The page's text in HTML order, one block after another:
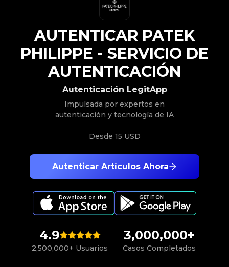
4.9
2,500,000+ Usuarios
3,000,000+
Casos Completados
Autenticar Artículos Ahora
Autenticación LegitApp
Impulsada por expertos en
autenticación y tecnología de IA
Desde 15 USD
AUTENTICAR PATEK
PHILIPPE - SERVICIO DE
AUTENTICACIÓN